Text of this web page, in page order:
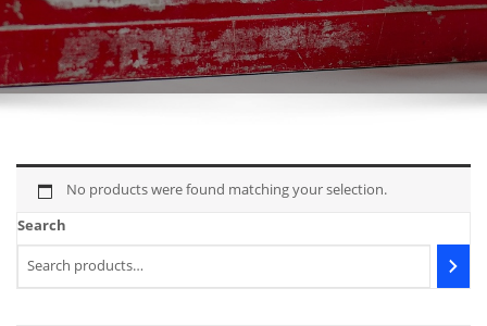
No products were found matching your selection.
Search